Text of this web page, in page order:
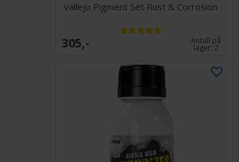
Vallejo Pigment Set Rust & Corrosion
305,- Antall på
lager:2